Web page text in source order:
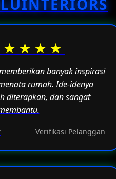
ruang untuk beraktivitas
hari.
banyak inspirasi
rumah. Ide-idenya
diterapkan, dan sangat
Verifikasi Pelanggan